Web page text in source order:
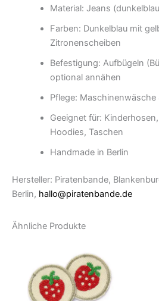
Material: Jeans
Farben: Dunkelblau mit
Zitronenscheiben
Befestigung: Aufbügeln
optional annähen
Pflege: Maschinenwäsche
Geeignet für:
Hoodies, Taschen
Handmade in Berlin
Hersteller: Piratenbande,
Berlin, hallo@piratenbande.de
Ähnliche Produkte